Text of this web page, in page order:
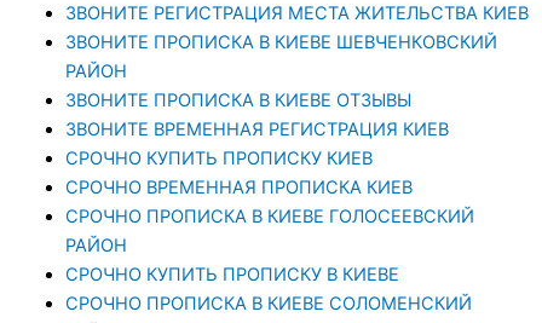
ЗВОНИТЕ РЕГИСТРАЦИЯ МЕСТА ЖИТЕЛЬСТВА КИЕВ
ЗВОНИТЕ ПРОПИСКА В КИЕВЕ ШЕВЧЕНКОВСКИЙ
РАЙОН
ЗВОНИТЕ ПРОПИСКА В КИЕВЕ ОТЗЫВЫ
ЗВОНИТЕ ВРЕМЕННАЯ РЕГИСТРАЦИЯ КИЕВ
СРОЧНО КУПИТЬ ПРОПИСКУ КИЕВ
СРОЧНО ВРЕМЕННАЯ ПРОПИСКА КИЕВ
СРОЧНО ПРОПИСКА В КИЕВЕ ГОЛОСЕЕВСКИЙ
РАЙОН
СРОЧНО КУПИТЬ ПРОПИСКУ В КИЕВЕ
CРОЧНО ПРОПИСКА В КИЕВЕ СОЛОМЕНСКИЙ